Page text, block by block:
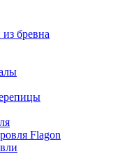
бревна
Flagon